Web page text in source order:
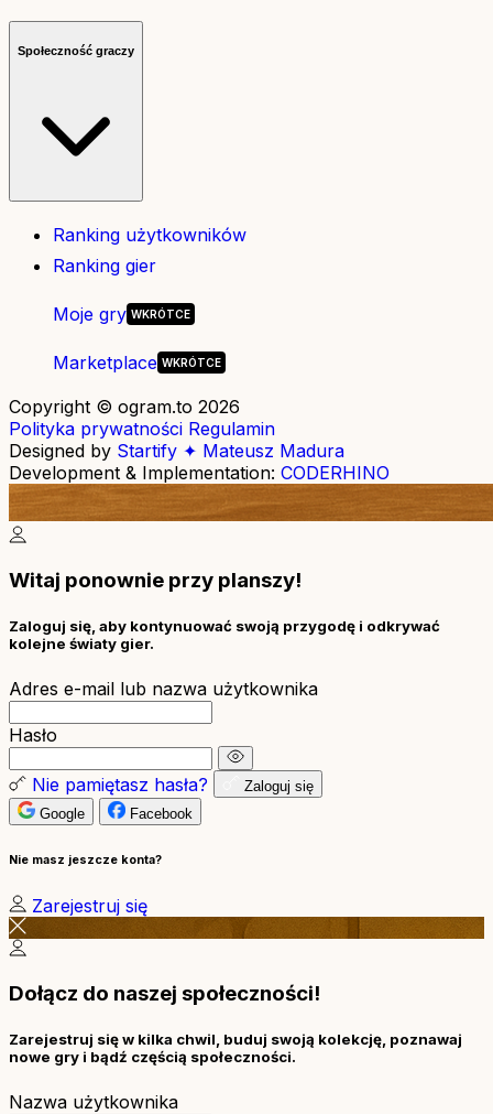
Społeczność graczy
Ranking użytkowników
Ranking gier
Moje gry
Marketplace
Copyright © ogram.to 2026
Polityka prywatności Regulamin
Designed by Startify ✦ Mateusz Madura
Development & Implementation: CODERHINO
Witaj ponownie przy planszy!
Zaloguj się, aby kontynuować swoją przygodę i odkrywać
kolejne światy gier.
Adres e-mail lub nazwa użytkownika
Hasło
Nie pamiętasz hasła?
Zaloguj się
Google
Facebook
Nie masz jeszcze konta?
Zarejestruj się
Dołącz do naszej społeczności!
Zarejestruj się w kilka chwil, buduj swoją kolekcję, poznawaj
nowe gry i bądź częścią społeczności.
Nazwa użytkownika